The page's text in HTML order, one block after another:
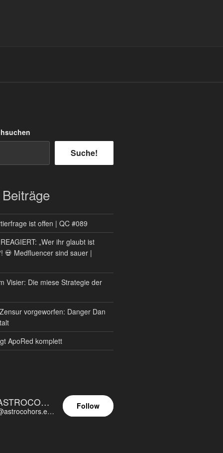
Suche!
ist offen | QC #089
„Wer ihr glaubt ist
💀 Medfluencer sind sauer |
Visier: Die miese Strategie der
vorgeworfen: Danger Dan
ApoRed komplett
ASTROCOHORS EUNOIA ULTIMA
@astrocohors.eu@astrocohors.eu
Follow